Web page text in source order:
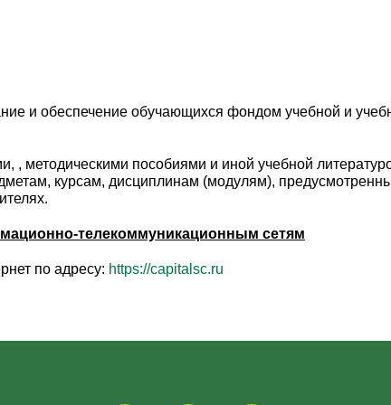
и обеспечение обучающихся фондом учебной и
, методическими пособиями и иной учебной
курсам, дисциплинам (модулям),
телекоммуникационным сетям
по адресу: https://capitalsc.ru